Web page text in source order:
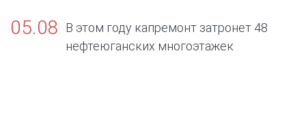
05.08
В этом году капремонт затронет 48
нефтеюганских многоэтажек